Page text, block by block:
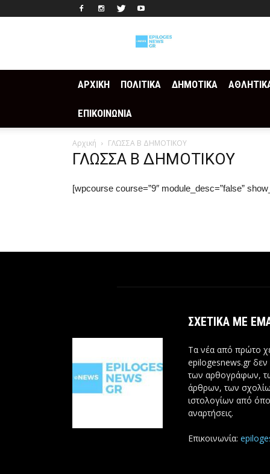
ΑΡΧΙΚΗ ΠΟΛΙΤΙΚΑ ΔΗΜΟΤΙΚΑ
ΕΠΙΚΟΙΝΩΝΙΑ
Αρχική ΓΛΩΣΣΑ Β ΔΗΜΟΤΙΚΟΥ
ΓΛΩΣΣΑ Β ΔΗΜΟΤΙΚΟΥ
[wpcourse course=”9″ module_desc=”false”
ΣΧΕΤΙΚΆ ΜΕ
Τα νέα από πρώτο
epilogesnews.gr δεν
των αρθογράφων,
άρθρων, των
ιστολογίων από
αναρτήσεις.
Επικοινωνία: